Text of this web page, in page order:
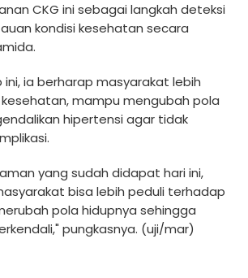
CKG ini sebagai langkah deteksi
kondisi kesehatan secara
ini, ia berharap masyarakat lebih
mampu mengubah pola
hipertensi agar tidak
yang sudah didapat hari ini,
bisa lebih peduli terhadap
pola hidupnya sehingga
pungkasnya. (uji/mar)